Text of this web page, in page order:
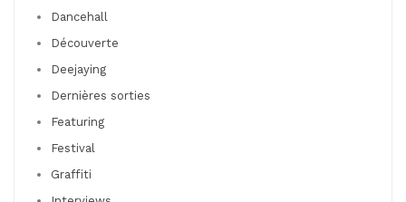
Dancehall
Découverte
Deejaying
Dernières sorties
Featuring
Festival
Graffiti